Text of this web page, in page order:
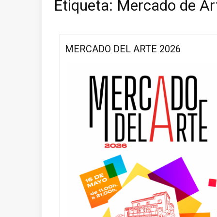
Etiqueta: Mercado de
MERCADO DEL ARTE 2026